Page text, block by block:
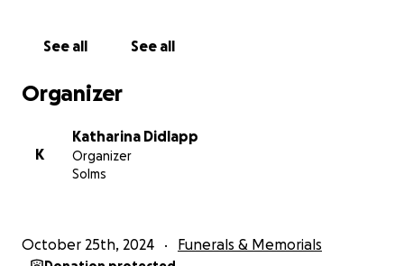
See all See all
Organizer
K
Katharina Didlapp
Organizer
Solms
October 25th, 2024 Funerals & Memorials